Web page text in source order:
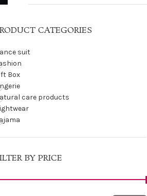
CATEGORIES
suit
Box
care products
BY PRICE